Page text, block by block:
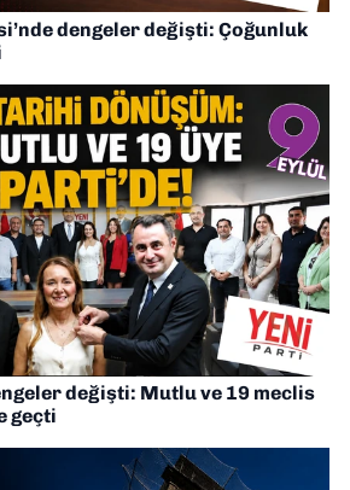
dengeler değişti: Çoğunluk
değişti: Mutlu ve 19 meclis
geçti